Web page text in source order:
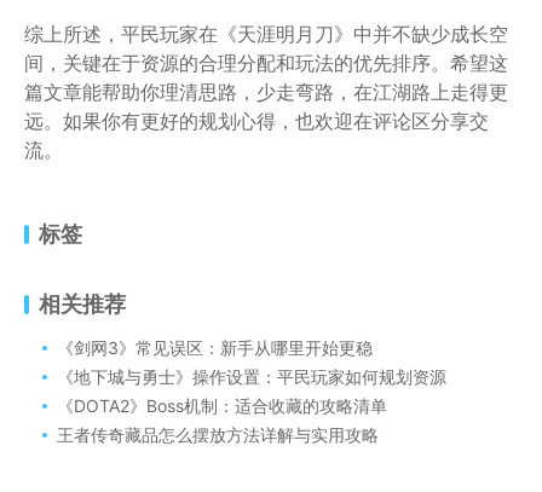
综上所述，平民玩家在《天涯明月刀》中并不缺少成长空
间，关键在于资源的合理分配和玩法的优先排序。希望这
篇文章能帮助你理清思路，少走弯路，在江湖路上走得更
远。如果你有更好的规划心得，也欢迎在评论区分享交
流。
标签
相关推荐
《剑网3》常见误区：新手从哪里开始更稳
《地下城与勇士》操作设置：平民玩家如何规划资源
《DOTA2》Boss机制：适合收藏的攻略清单
王者传奇藏品怎么摆放方法详解与实用攻略